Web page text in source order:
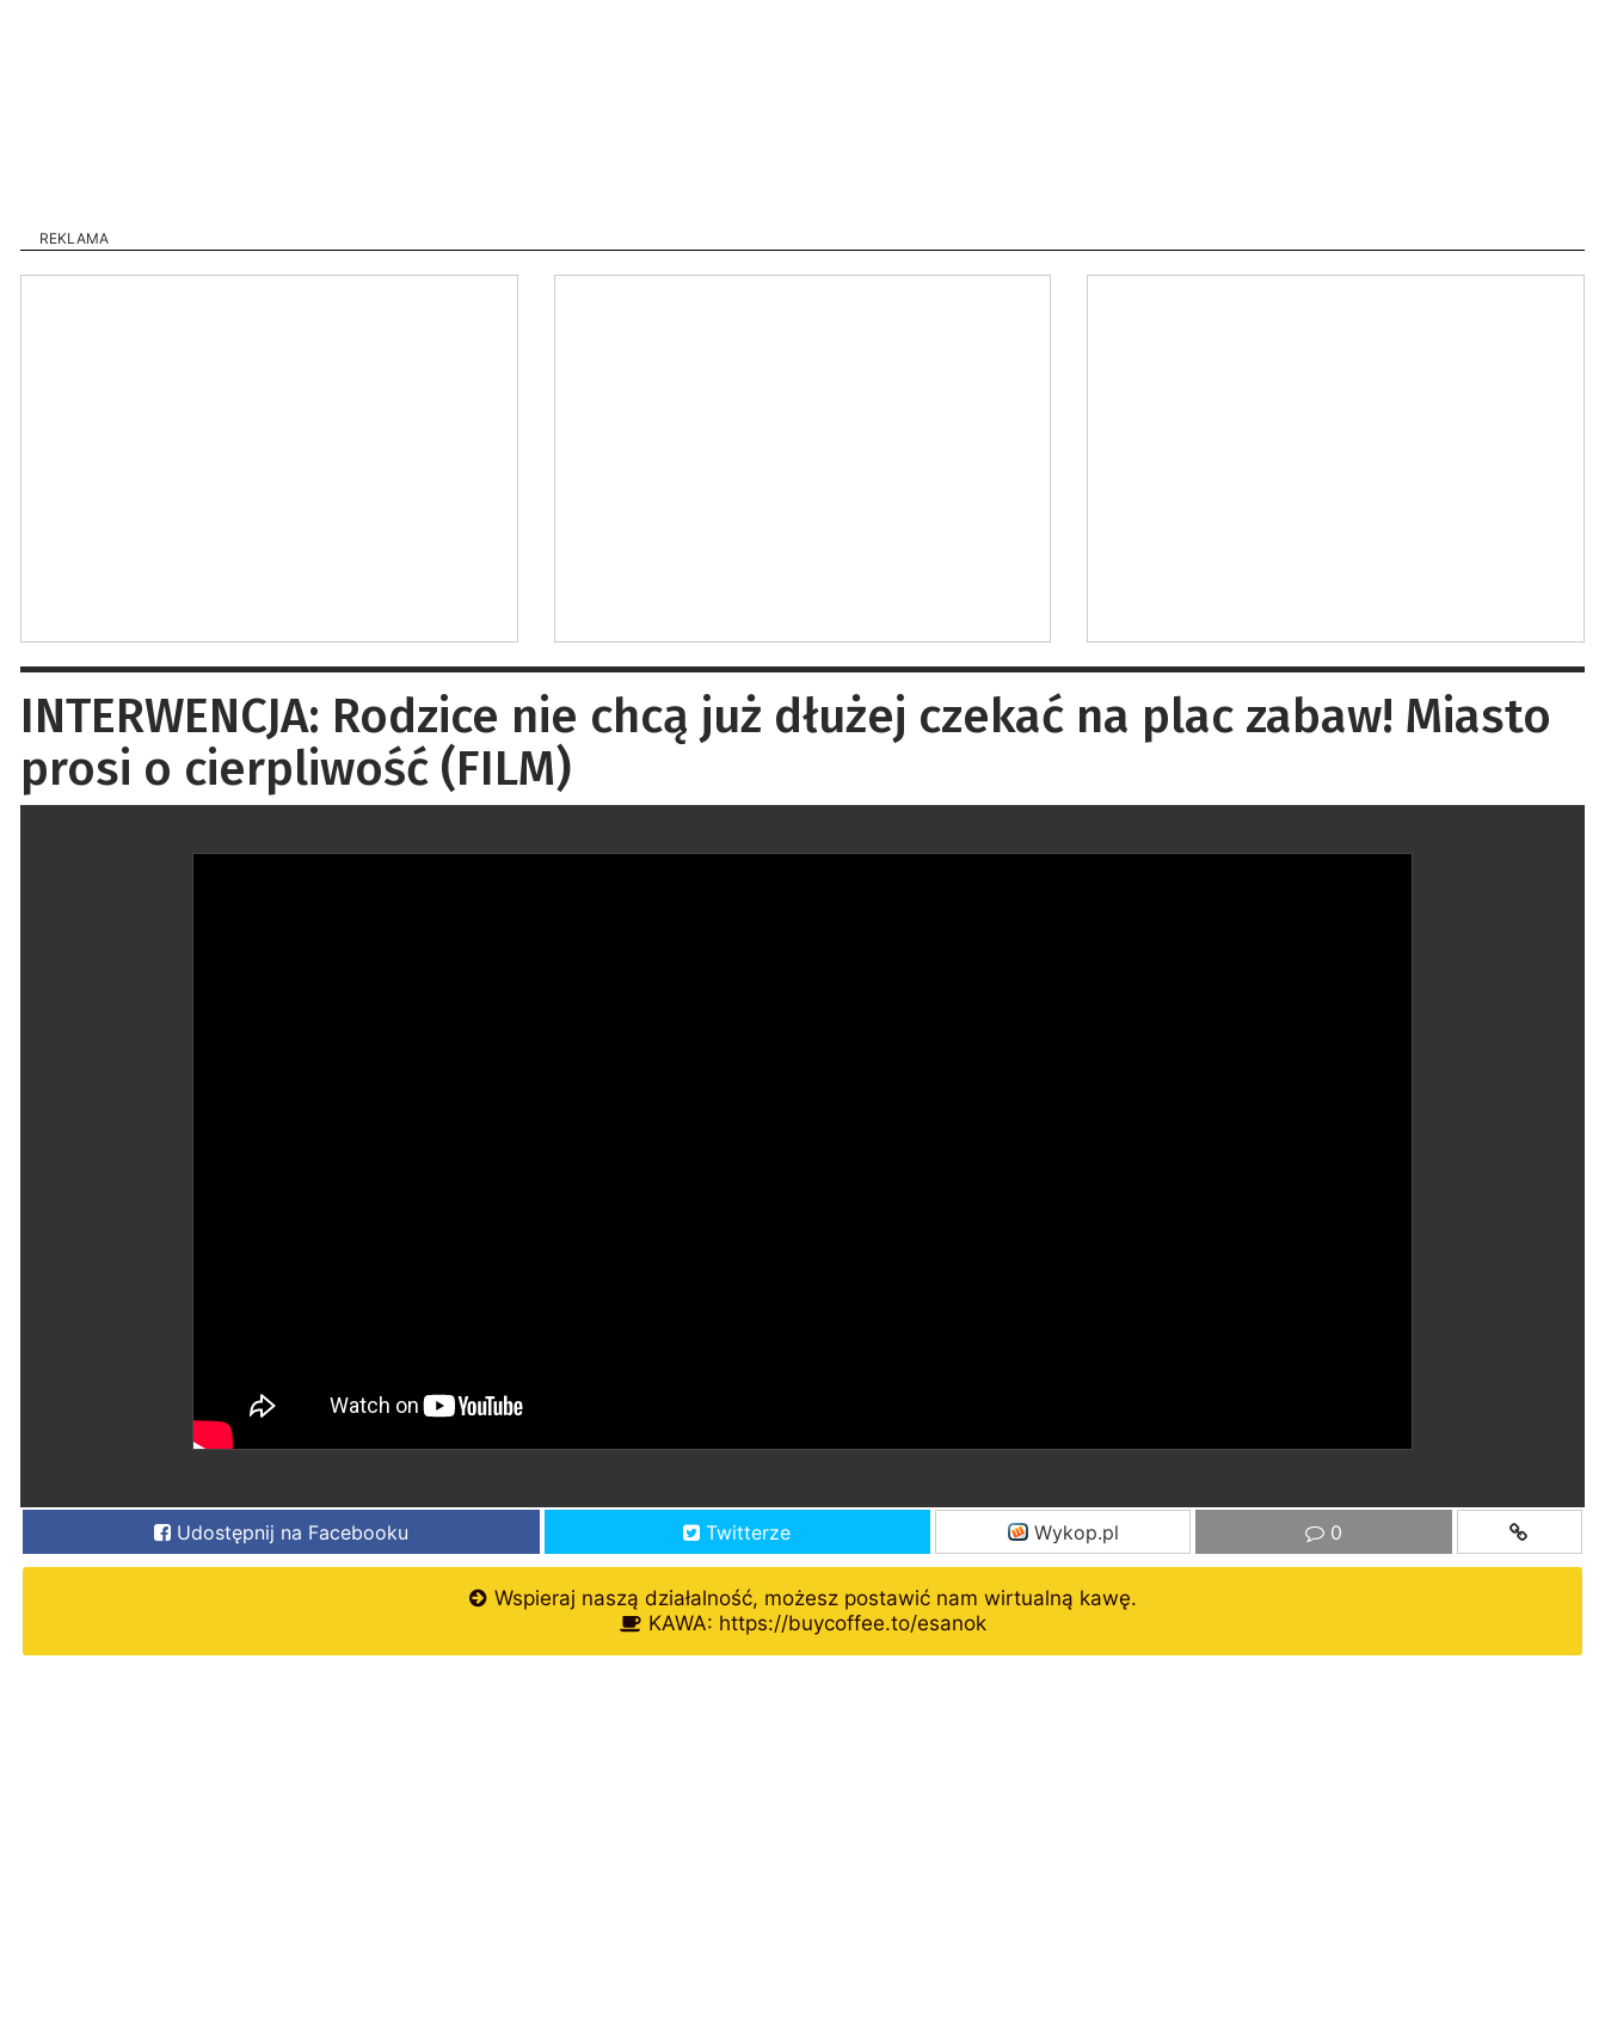
REKLAMA
INTERWENCJA: Rodzice nie chcą już dłużej czekać na plac zabaw! Miasto
prosi o cierpliwość (FILM)
Udostępnij na Facebooku Twitterze Wykop.pl 0
Wspieraj naszą działalność, możesz postawić nam wirtualną kawę.
KAWA: https://buycoffee.to/esanok